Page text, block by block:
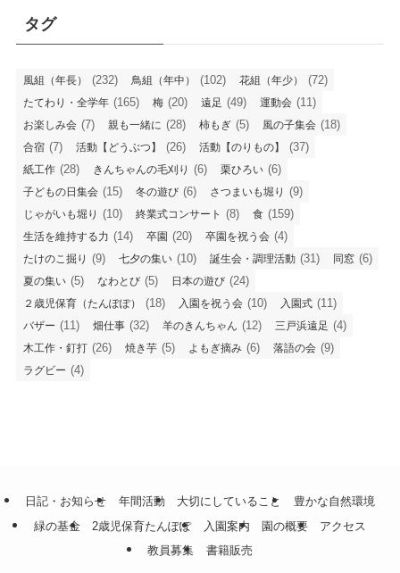
タグ
風組（年長） (232) 鳥組（年中） (102) 花組（年少） (72)
たてわり・全学年 (165) 梅 (20) 遠足 (49) 運動会 (11)
お楽しみ会 (7) 親も一緒に (28) 柿もぎ (5) 風の子集会 (18)
合宿 (7) 活動【どうぶつ】 (26) 活動【のりもの】 (37)
紙工作 (28) きんちゃんの毛刈り (6) 栗ひろい (6)
子どもの日集会 (15) 冬の遊び (6) さつまいも堀り (9)
じゃがいも堀り (10) 終業式コンサート (8) 食 (159)
生活を維持する力 (14) 卒園 (20) 卒園を祝う会 (4)
たけのこ掘り (9) 七夕の集い (10) 誕生会・調理活動 (31) 同窓 (6)
夏の集い (5) なわとび (5) 日本の遊び (24)
２歳児保育（たんぽぽ） (18) 入園を祝う会 (10) 入園式 (11)
バザー (11) 畑仕事 (32) 羊のきんちゃん (12) 三戸浜遠足 (4)
木工作・釘打 (26) 焼き芋 (5) よもぎ摘み (6) 落語の会 (9)
ラグビー (4)
日記・お知らせ 年間活動 大切にしていること
豊かな自然環境
緑の基金
2歳児保育たんぽぽ 入園案内 園の概要
アクセス
教員募集
書籍販売